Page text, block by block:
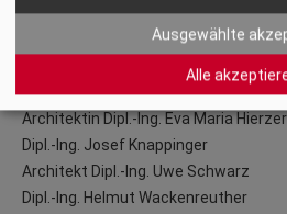
Ausgewählte
Alle
Ressort
Dipl.-Ing. Thomas Eichholzer
Architektin Dipl.-Ing. Eva Maria Hierzer
Dipl.-Ing. Josef Knappinger
Architekt Dipl.-Ing. Uwe Schwarz
Dipl.-Ing. Helmut Wackenreuther